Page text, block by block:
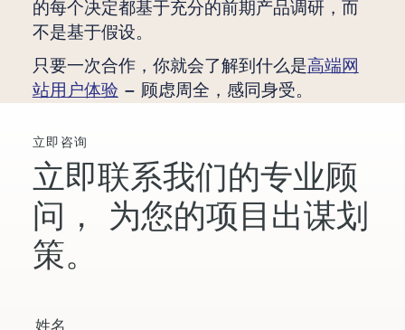
的每个决定都基于充分的前期产品调研，而
不是基于假设。
只要一次合作，你就会了解到什么是高端网
站用户体验 – 顾虑周全，感同身受。
立即咨询
立即联系我们的专业顾
问，
为您的项目出谋划
策。
您的姓名